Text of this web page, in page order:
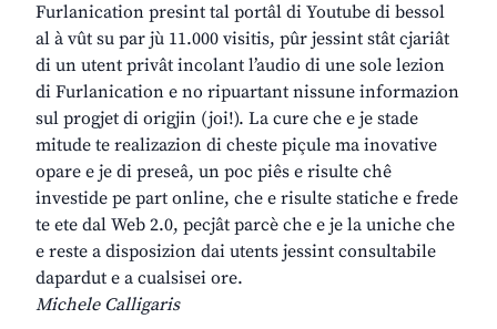
Furlanication presint tal portâl di Youtube di bessol
al à vût su par jù 11.000 visitis, pûr jessint stât cjariât
di un utent privât incolant l’audio di une sole lezion
di Furlanication e no ripuartant nissune informazion
sul progjet di origjin (joi!). La cure che e je stade
mitude te realizazion di cheste piçule ma inovative
opare e je di preseâ, un poc piês e risulte chê
investide pe part online, che e risulte statiche e frede
te ete dal Web 2.0, pecjât parcè che e je la uniche che
e reste a disposizion dai utents jessint consultabile
dapardut e a cualsisei ore.
Michele Calligaris